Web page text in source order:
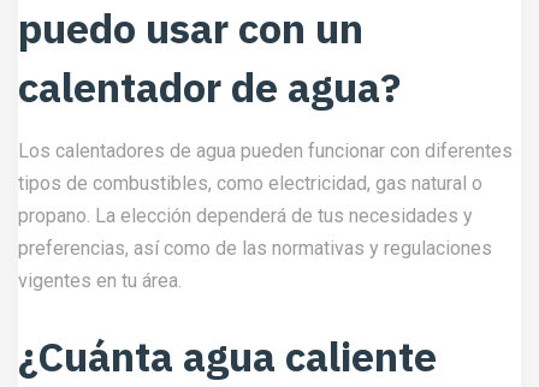
puedo usar con un
calentador de agua?
Los calentadores de agua pueden funcionar con diferentes
tipos de combustibles, como electricidad, gas natural o
propano. La elección dependerá de tus necesidades y
preferencias, así como de las normativas y regulaciones
vigentes en tu área.
¿Cuánta agua caliente